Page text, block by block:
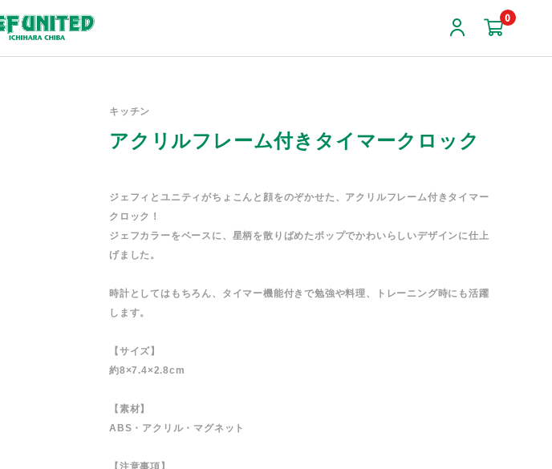
0
キッチン
アクリルフレーム付きタイマークロック
ジェフィとユニティがちょこんと顔をのぞかせた、アクリルフレーム付きタイマー
クロック！
ジェフカラーをベースに、星柄を散りばめたポップでかわいらしいデザインに仕上
げました。
時計としてはもちろん、タイマー機能付きで勉強や料理、トレーニング時にも活躍
します。
【サイズ】
約8×7.4×2.8cm
【素材】
ABS・アクリル・マグネット
【注意事項】